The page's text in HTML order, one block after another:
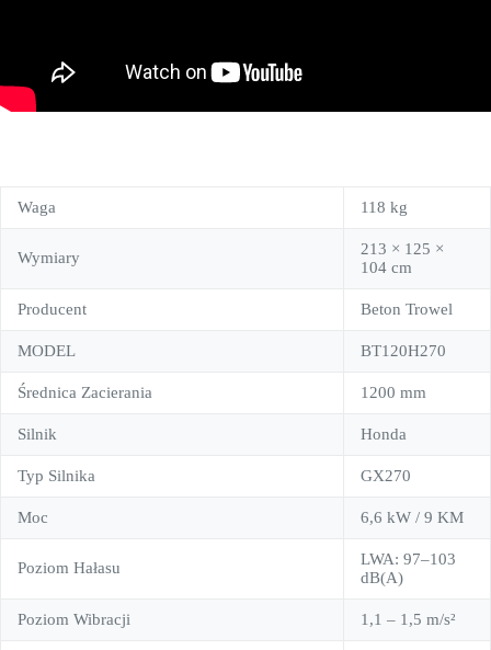
Waga 118 kg
Wymiary
213 × 125 ×
104 cm
Producent Beton Trowel
MODEL BT120H270
Średnica Zacierania 1200 mm
Silnik Honda
Typ Silnika GX270
Moc 6,6 kW / 9 KM
Poziom Hałasu
LWA: 97–103
dB(A)
Poziom Wibracji 1,1 – 1,5 m/s²